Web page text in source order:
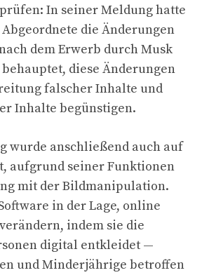
In seiner Meldung hatte
die Änderungen
dem Erwerb durch Musk
diese Änderungen
falscher Inhalte und
Inhalte begünstigen.
wurde anschließend auch auf
aufgrund seiner Funktionen
mit der Bildmanipulation.
in der Lage, online
indem sie die
digital entkleidet —
und Minderjährige betroffen